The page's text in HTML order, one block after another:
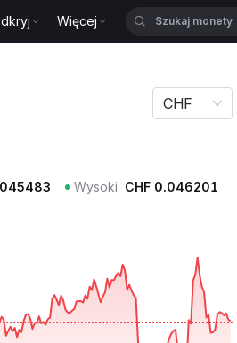
Więcej
CHF
Wysoki CHF 0.046201